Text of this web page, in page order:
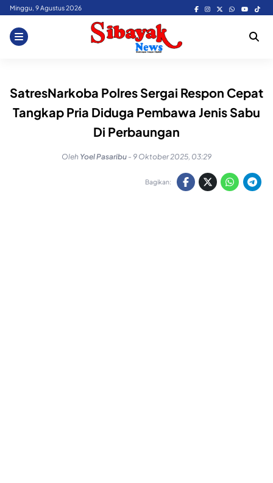
Skip
content
Minggu, 9 Agustus 2026
SatresNarkoba Polres Sergai Respon Cepat
Tangkap Pria Diduga Pembawa Jenis Sabu
Di Perbaungan
Oleh Yoel Pasaribu - 9 Oktober 2025, 03:29
Bagikan: